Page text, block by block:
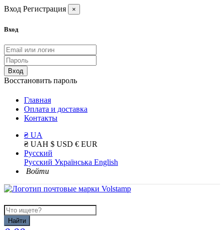
Вход Регистрация ×
Вход
Вход
Восстановить пароль
Главная
Оплата и доставка
Контакты
₴ UA
₴ UAH $ USD € EUR
Русский
Русский Українська English
Войти
Найти